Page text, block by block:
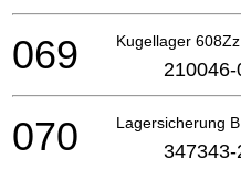
Kugellager
069 210046-
Lagersicherung
070 347343-